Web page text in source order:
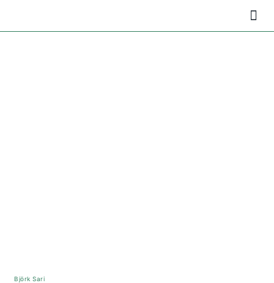
Björk Sari